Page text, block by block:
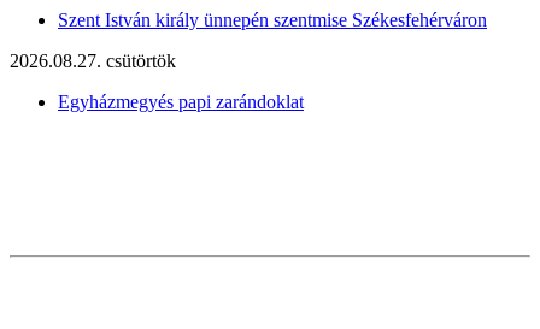
Szent István király ünnepén szentmise Székesfehérváron
2026.08.27. csütörtök
Egyházmegyés papi zarándoklat